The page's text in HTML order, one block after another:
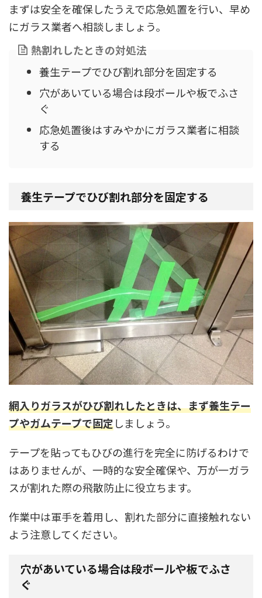
まずは安全を確保したうえで応急処置を行い、早め
にガラス業者へ相談しましょう。
熱割れしたときの対処法
養生テープでひび割れ部分を固定する
穴があいている場合は段ボールや板でふさ
ぐ
応急処置後はすみやかにガラス業者に相談
する
養生テープでひび割れ部分を固定する
網入りガラスがひび割れしたときは、まず養生テー
プやガムテープで固定しましょう。
テープを貼ってもひびの進行を完全に防げるわけで
はありませんが、一時的な安全確保や、万が一ガラ
スが割れた際の飛散防止に役立ちます。
作業中は軍手を着用し、割れた部分に直接触れない
よう注意してください。
穴があいている場合は段ボールや板でふさ
ぐ